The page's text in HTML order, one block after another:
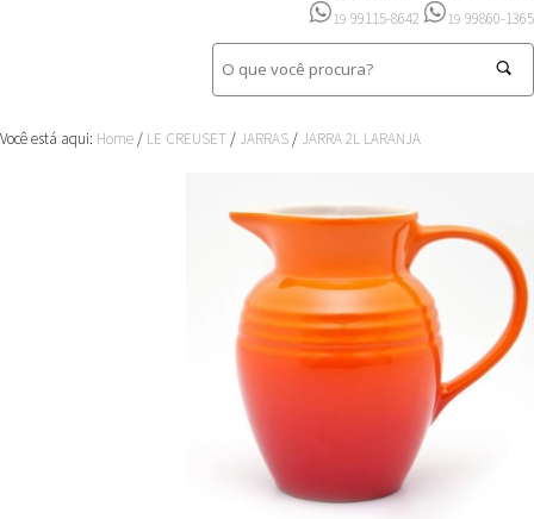
19 99115-8642 19 99860-1365
Você está aqui: Home / LE CREUSET / JARRAS / JARRA 2L LARANJA